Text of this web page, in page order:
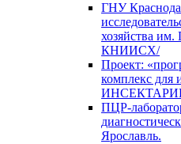
ГНУ
хозяйства
КНИИСХ/
Проект:
комплекс
ПЦР-
Ярославль.